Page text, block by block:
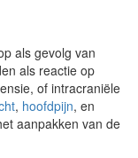
als gevolg van
als reactie op
of intracraniële
, hoofdpijn, en
aanpakken van de